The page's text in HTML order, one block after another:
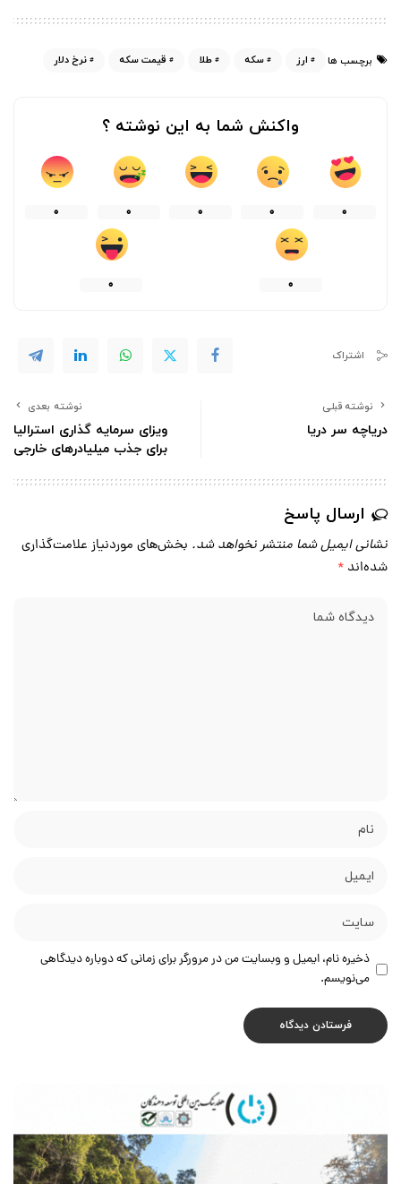
برچسب ها ارز سکه طلا قیمت سکه نرخ دلار
واکنش شما به این نوشته ؟
0
0
0
0
0
0
0
اشتراک
نوشته قبلی
درياچه سر ‌دريا
نوشته بعدی
ویزای سرمایه گذاری استرالیا
برای جذب میلیادرهای خارجی
ارسال پاسخ
نشانی ایمیل شما منتشر نخواهد شد. بخش‌های موردنیاز علامت‌گذاری
شده‌اند *
ذخیره نام، ایمیل و وبسایت من در مرورگر برای زمانی که دوباره دیدگاهی
می‌نویسم.